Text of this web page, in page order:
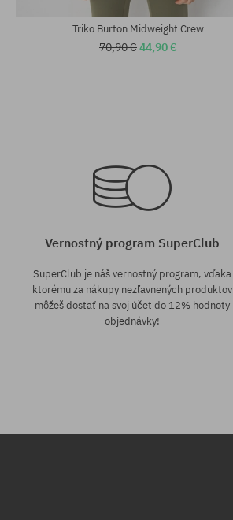
Triko Burton Midweight Crew
70,90 €44,90 €
Vernostný program SuperClub
SuperClub je náš vernostný program, vďaka
ktorému za nákupy nezľavnených produktov
môžeš dostať na svoj účet do 12% hodnoty
objednávky!